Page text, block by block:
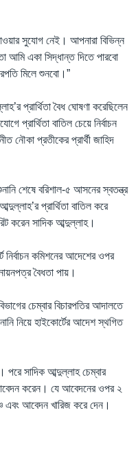
সুযোগ নেই। আপনারা বিভিন্ন
আমি একা সিদ্ধান্ত দিতে পারবো
মিলে শুনবো।”
প্রার্থিতা বৈধ ঘোষণা করেছিলেন
প্রার্থিতা বাতিল চেয়ে নির্বাচন
নৌকা প্রতীকের প্রার্থী জাহিদ
শেষে বরিশাল-৫ আসনের স্বতন্ত্র
প্রার্থিতা বাতিল করে
করেন সাদিক আব্দুল্লাহ।
নির্বাচন কমিশনের আদেশের ওপর
বৈধতা পায়।
চেম্বার বিচারপতির আদালতে
নিয়ে হাইকোর্টের আদেশ স্থগিত
পরে সাদিক আব্দুল্লাহ চেম্বার
আবেদন করেন। যে আবেদনের ওপর ২
এবং আবেদন খারিজ করে দেন।